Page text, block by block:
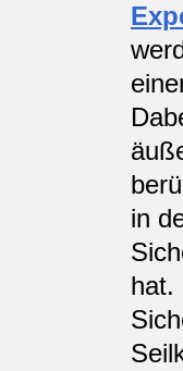
in
hat.